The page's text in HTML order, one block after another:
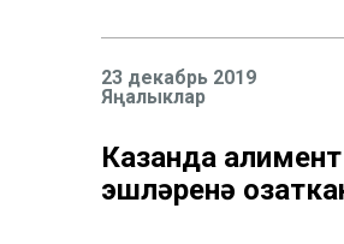
23 декабрь 2019
Яңалыклар
Казанда
эшләренә